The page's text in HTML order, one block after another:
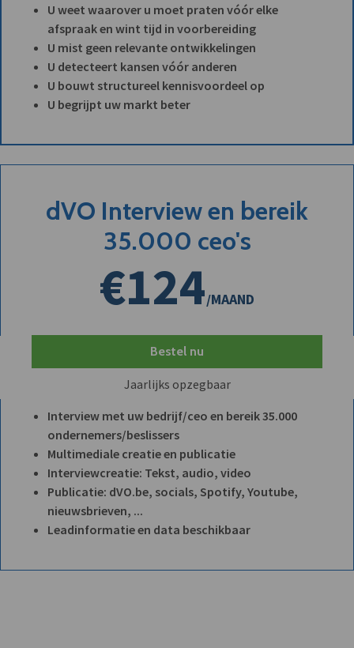
U weet waarover u moet praten vóór elke
afspraak en wint tijd in voorbereiding
U mist geen relevante ontwikkelingen
U detecteert kansen vóór anderen
U bouwt structureel kennisvoordeel op
U begrijpt uw markt beter
dVO Interview en bereik
35.000 ceo's
€124/MAAND
Bestel nu
Jaarlijks opzegbaar
Interview met uw bedrijf/ceo en bereik 35.000
ondernemers/beslissers
Multimediale creatie en publicatie
Interviewcreatie: Tekst, audio, video
Publicatie: dVO.be, socials, Spotify, Youtube,
nieuwsbrieven, ...
Leadinformatie en data beschikbaar